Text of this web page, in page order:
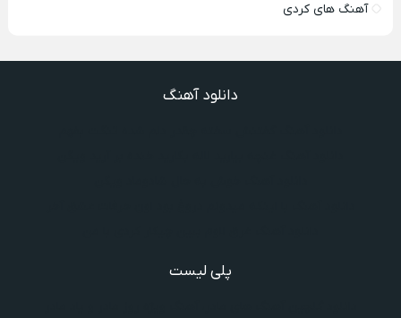
آهنگ های کردی
دانلود آهنگ
پلی لیست